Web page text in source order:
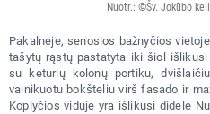
Nuotr.: ©Šv. Jokūbo
Pakalnėje, senosios bažnyčios
tašytų rąstų pastatyta iki šiol
su keturių kolonų portiku,
vainikuotu bokšteliu virš fasado ir
Koplyčios viduje yra išlikusi didelė